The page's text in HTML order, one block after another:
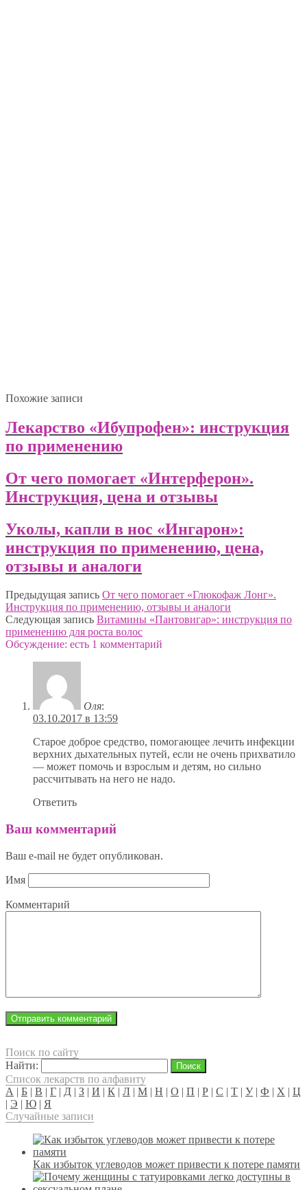
Похожие записи
Лекарство «Ибупрофен»: инструкция
по применению
От чего помогает «Интерферон».
Инструкция, цена и отзывы
Уколы, капли в нос «Ингарон»:
инструкция по применению, цена,
отзывы и аналоги
Предыдущая запись От чего помогает «Глюкофаж Лонг».
Инструкция по применению, отзывы и аналоги
Следующая запись Витамины «Пантовигар»: инструкция по
применению для роста волос
Обсуждение: есть 1 комментарий
Оля:
03.10.2017 в 13:59
Старое доброе средство, помогающее лечить инфекции
верхних дыхательных путей, если не очень прихватило
— может помочь и взрослым и детям, но сильно
рассчитывать на него не надо.
Ответить
Ваш комментарий
Ваш e-mail не будет опубликован.
Имя
Комментарий
Поиск по сайту
Найти:
Список лекарств по алфавиту
А | Б | В | Г | Д | З | И | К | Л | М | Н | О | П | Р | С | Т | У| Ф | Х | Ц
| Э | Ю | Я
Случайные записи
Как избыток углеводов может привести к потере памяти